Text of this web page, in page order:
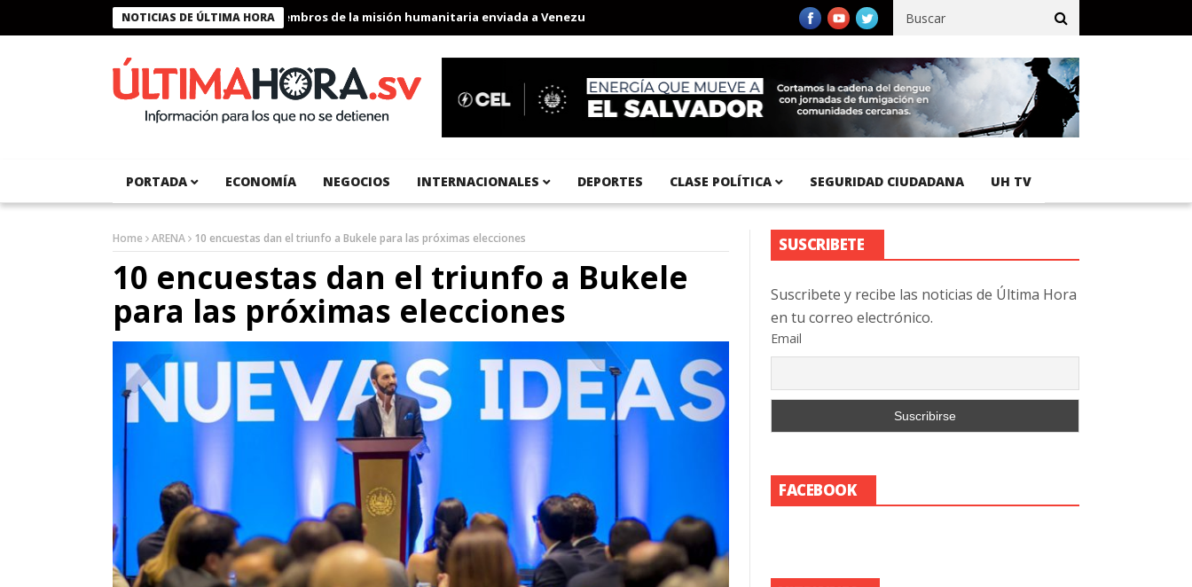
NOTICIAS DE ÚLTIMA HORA
Presidente Bukele condecora a miembros de la misión humanitaria enviada a Venezuela Aeropuerto Internacional del Pacífico registra 92 % de avance en obras de terracería
PORTADA ECONOMÍA NEGOCIOS INTERNACIONALES DEPORTES CLASE POLÍTICA SEGURIDAD CIUDADANA UH TV
Home ARENA 10 encuestas dan el triunfo a Bukele para las próximas elecciones
10 encuestas dan el triunfo a Bukele
para las próximas elecciones
SUSCRIBETE
Suscribete y recibe las noticias de Última Hora
en tu correo electrónico.
Email
FACEBOOK